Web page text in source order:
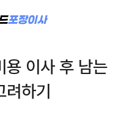
용 이사 후 남는
려하기